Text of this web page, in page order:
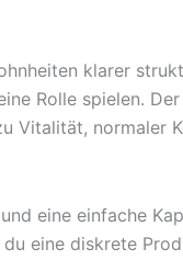
klarer
Rolle spielen.
normaler
eine einfache
du eine diskrete